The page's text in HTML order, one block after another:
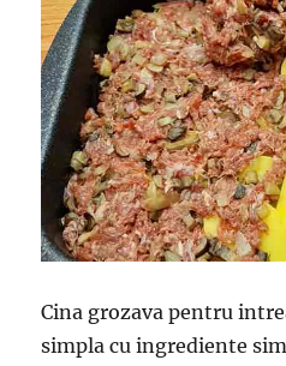
Cina grozava pentru
simpla cu ingrediente